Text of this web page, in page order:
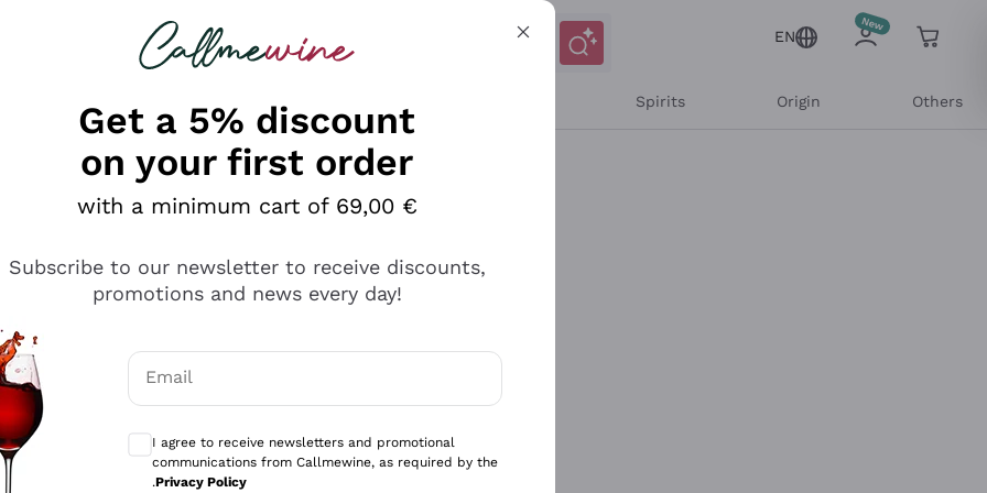
looking for
EN
Spirits Origin Others
Get a 5% discount
on your first order
with a minimum cart of 69,00 €
Subscribe to our newsletter to receive discounts,
promotions and news every day!
Email
I agree to receive newsletters and promotional
communications from Callmewine, as required by the
.Privacy Policy